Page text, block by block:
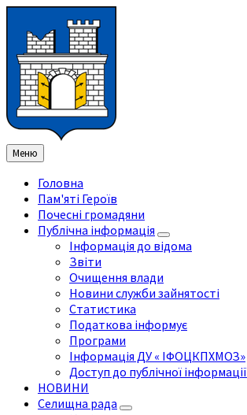
змісту
ліву
бічну
панель
праву
бічну
панель
нижнього
колонтитула
Меню
Головна
Пам'яті Героїв
Почесні громадяни
Публічна інформація
Інформація до відома
Звіти
Очищення влади
Новини служби зайнятості
Статистика
Податкова інформує
Програми
Інформація ДУ « ІФОЦКПХМОЗ»
Доступ до публічної інформації
НОВИНИ
Селищна рада